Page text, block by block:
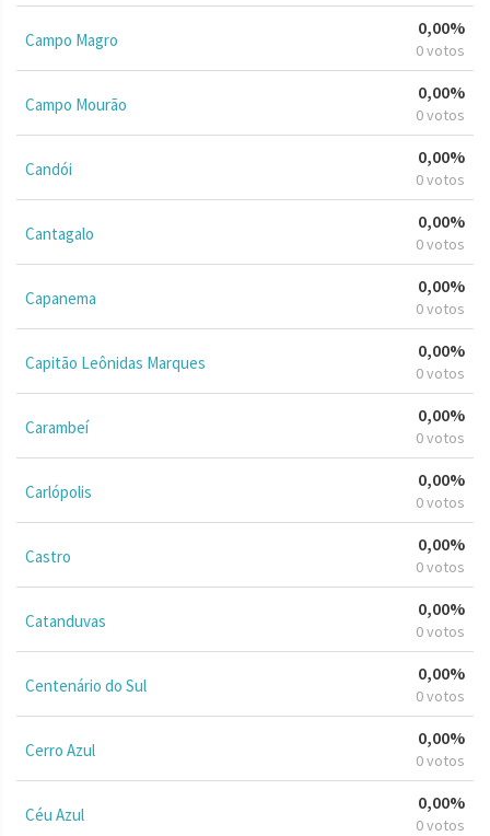
Campo Magro
0,00%
0 votos
Campo Mourão
0,00%
0 votos
Candói
0,00%
0 votos
Cantagalo
0,00%
0 votos
Capanema
0,00%
0 votos
Capitão Leônidas Marques
0,00%
0 votos
Carambeí
0,00%
0 votos
Carlópolis
0,00%
0 votos
Castro
0,00%
0 votos
Catanduvas
0,00%
0 votos
Centenário do Sul
0,00%
0 votos
Cerro Azul
0,00%
0 votos
Céu Azul
0,00%
0 votos